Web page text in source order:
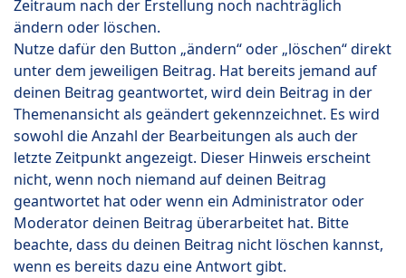
Zeitraum nach der Erstellung noch nachträglich
ändern oder löschen.
Nutze dafür den Button „ändern“ oder „löschen“ direkt
unter dem jeweiligen Beitrag. Hat bereits jemand auf
deinen Beitrag geantwortet, wird dein Beitrag in der
Themenansicht als geändert gekennzeichnet. Es wird
sowohl die Anzahl der Bearbeitungen als auch der
letzte Zeitpunkt angezeigt. Dieser Hinweis erscheint
nicht, wenn noch niemand auf deinen Beitrag
geantwortet hat oder wenn ein Administrator oder
Moderator deinen Beitrag überarbeitet hat. Bitte
beachte, dass du deinen Beitrag nicht löschen kannst,
wenn es bereits dazu eine Antwort gibt.